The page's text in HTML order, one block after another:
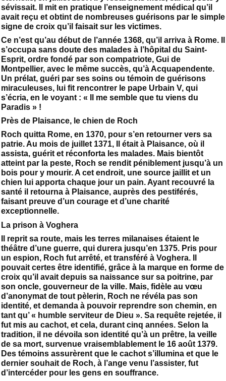
sévissait. Il mit en pratique l’enseignement médical qu’il
avait reçu et obtint de nombreuses guérisons par le simple
signe de croix qu’il faisait sur les victimes.
Ce n’est qu’au début de l’année 1368, qu’il arriva à Rome. Il
s’occupa sans doute des malades à l’hôpital du Saint-
Esprit, ordre fondé par son compatriote, Gui de
Montpellier, avec le même succès, qu’à Acquapendente.
Un prélat, guéri par ses soins ou témoin de guérisons
miraculeuses, lui fit rencontrer le pape Urbain V, qui
s’écria, en le voyant : « Il me semble que tu viens du
Paradis » !
Près de Plaisance, le chien de Roch
Roch quitta Rome, en 1370, pour s’en retourner vers sa
patrie. Au mois de juillet 1371, Il était à Plaisance, où il
assista, guérit et réconforta les malades. Mais bientôt
atteint par la peste, Roch se rendit péniblement jusqu’à un
bois pour y mourir. A cet endroit, une source jaillit et un
chien lui apporta chaque jour un pain. Ayant recouvré la
santé il retourna à Plaisance, auprès des pestiférés,
faisant preuve d’un courage et d’une charité
exceptionnelle.
La prison à Voghera
Il reprit sa route, mais les terres milanaises étaient le
théâtre d’une guerre, qui durera jusqu’en 1375. Pris pour
un espion, Roch fut arrêté, et transféré à Voghera. Il
pouvait certes être identifié, grâce à la marque en forme de
croix qu’il avait depuis sa naissance sur sa poitrine, par
son oncle, gouverneur de la ville. Mais, fidèle au vœu
d’anonymat de tout pèlerin, Roch ne révéla pas son
identité, et demanda à pouvoir reprendre son chemin, en
tant qu’ « humble serviteur de Dieu ». Sa requête rejetée, il
fut mis au cachot, et cela, durant cinq années. Selon la
tradition, il ne dévoila son identité qu’à un prêtre, la veille
de sa mort, survenue vraisemblablement le 16 août 1379.
Des témoins assurèrent que le cachot s’illumina et que le
dernier souhait de Roch, à l’ange venu l’assister, fut
d’intercéder pour les gens en souffrance.